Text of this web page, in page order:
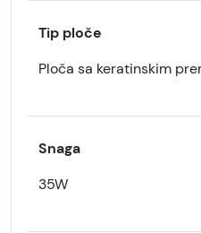
Tip ploče
Ploča sa keratinskim
Snaga
35W